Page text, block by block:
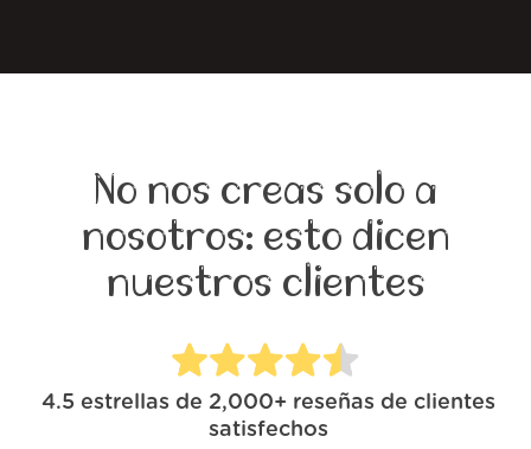
No nos creas solo a
nosotros: esto dicen
nuestros clientes
4.5 estrellas de 2,000+ reseñas de clientes
satisfechos